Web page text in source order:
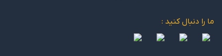
ما را دنبال کنید :